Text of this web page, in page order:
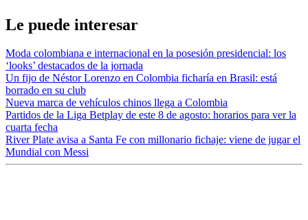
Le puede interesar
Moda colombiana e internacional en la posesión presidencial: los
‘looks’ destacados de la jornada
Un fijo de Néstor Lorenzo en Colombia ficharía en Brasil: está
borrado en su club
Nueva marca de vehículos chinos llega a Colombia
Partidos de la Liga Betplay de este 8 de agosto: horarios para ver la
cuarta fecha
River Plate avisa a Santa Fe con millonario fichaje: viene de jugar el
Mundial con Messi